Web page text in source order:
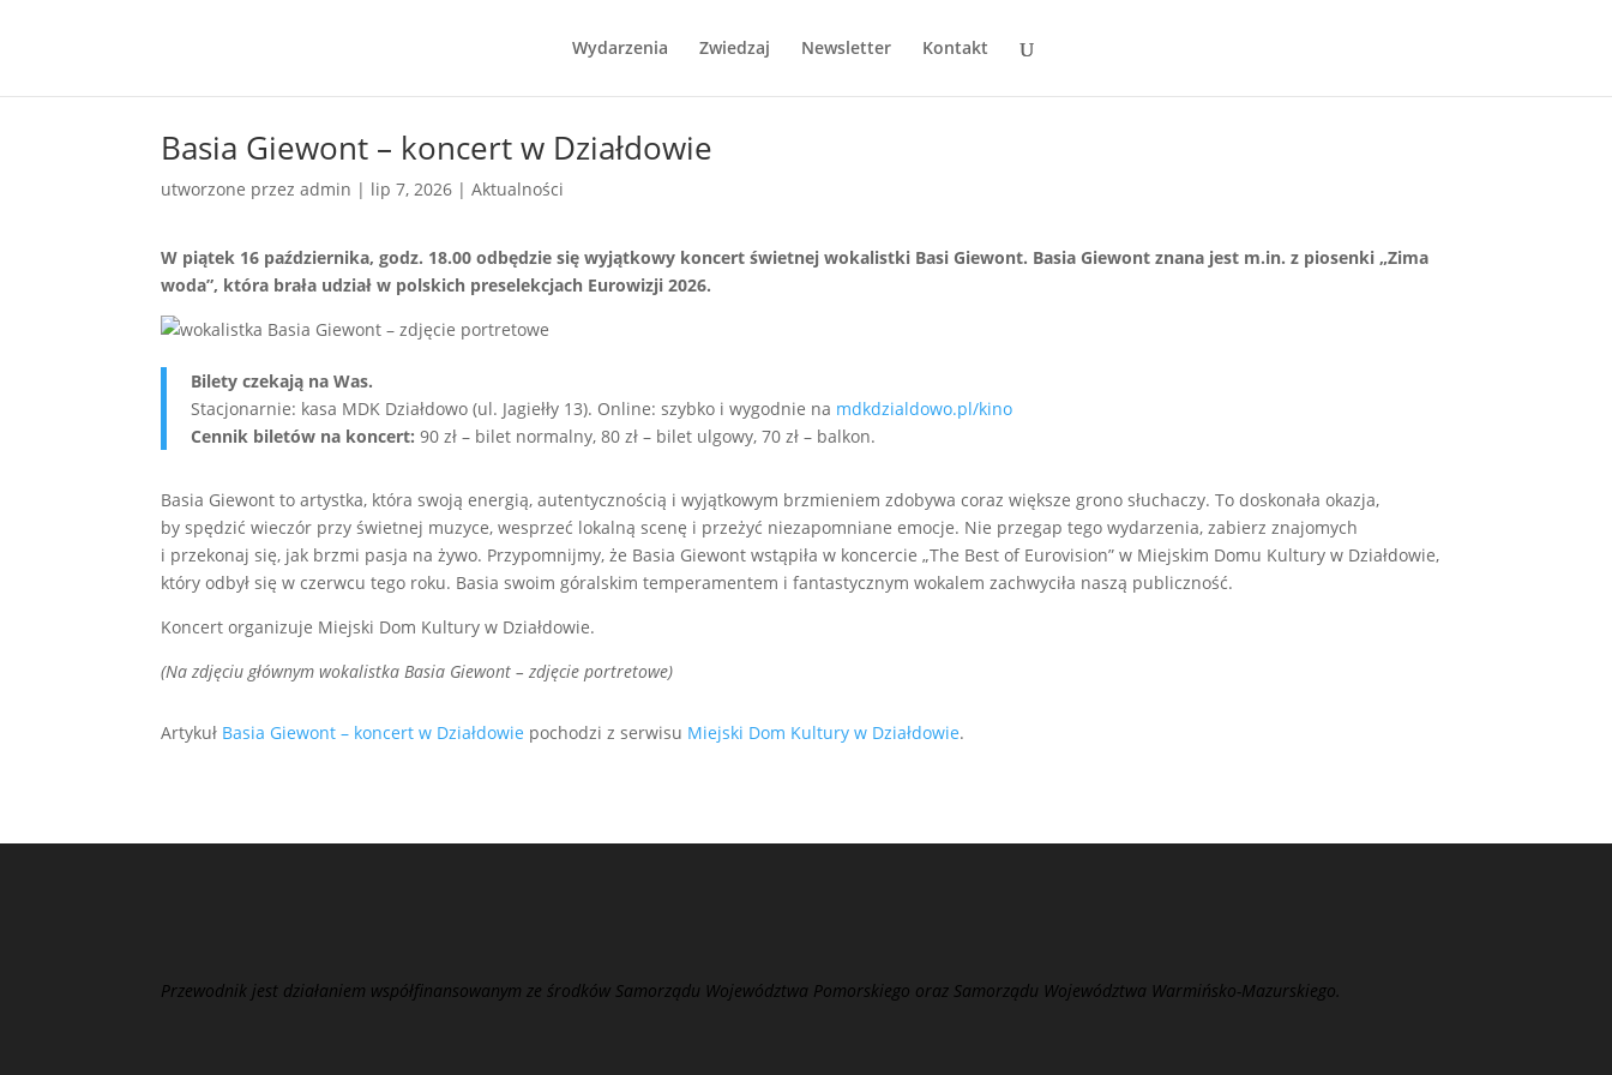
Wydarzenia Zwiedzaj Newsletter Kontakt
Basia Giewont – koncert w Działdowie
utworzone przezadmin | lip 7, 2026 |Aktualności
W piątek 16 października, godz. 18.00 odbędzie się wyjątkowy koncert świetnej wokalistki Basi Giewont. Basia Giewont znana jest m.in. z piosenki „Zima
woda”, która brała udział w polskich preselekcjach Eurowizji 2026.
Bilety czekają na Was.
Stacjonarnie: kasa MDK Działdowo (ul. Jagiełły 13). Online: szybko i wygodnie na mdkdzialdowo.pl/kino
Cennik biletów na koncert: 90 zł – bilet normalny, 80 zł – bilet ulgowy, 70 zł – balkon.
Basia Giewont to artystka, która swoją energią, autentycznością i wyjątkowym brzmieniem zdobywa coraz większe grono słuchaczy. To doskonała okazja,
by spędzić wieczór przy świetnej muzyce, wesprzeć lokalną scenę i przeżyć niezapomniane emocje. Nie przegap tego wydarzenia, zabierz znajomych
i przekonaj się, jak brzmi pasja na żywo. Przypomnijmy, że Basia Giewont wstąpiła w koncercie „The Best of Eurovision” w Miejskim Domu Kultury w Działdowie,
który odbył się w czerwcu tego roku. Basia swoim góralskim temperamentem i fantastycznym wokalem zachwyciła naszą publiczność.
Koncert organizuje Miejski Dom Kultury w Działdowie.
(Na zdjęciu głównym wokalistka Basia Giewont – zdjęcie portretowe)
Artykuł Basia Giewont – koncert w Działdowie pochodzi z serwisu Miejski Dom Kultury w Działdowie.
Przewodnik jest działaniem współfinansowanym ze środków Samorządu Województwa Pomorskiego oraz Samorządu Województwa Warmińsko-Mazurskiego.